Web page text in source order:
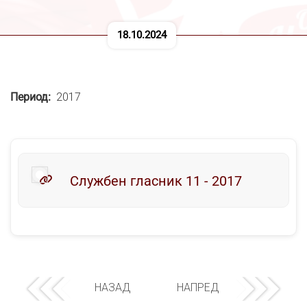
18.10.2024
Период 2017
Службен гласник 11 - 2017
НАЗАД НАПРЕД